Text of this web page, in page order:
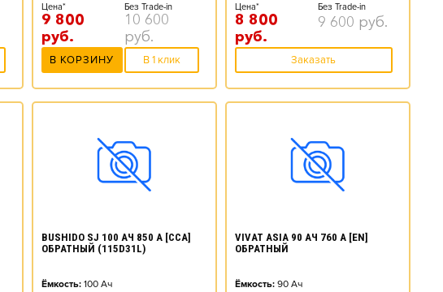
Цена*
9 800
руб.
Без Trade-in
10 600
руб.
В КОРЗИНУ В 1 клик
Цена*
8 800
руб.
Без Trade-in
9 600 руб.
Заказать
BUSHIDO SJ 100 АЧ 850 А [CCA]
ОБРАТНЫЙ (115D31L)
Ёмкость: 100Ач
VIVAT ASIA 90 АЧ 760 А [EN]
ОБРАТНЫЙ
Ёмкость: 90Ач